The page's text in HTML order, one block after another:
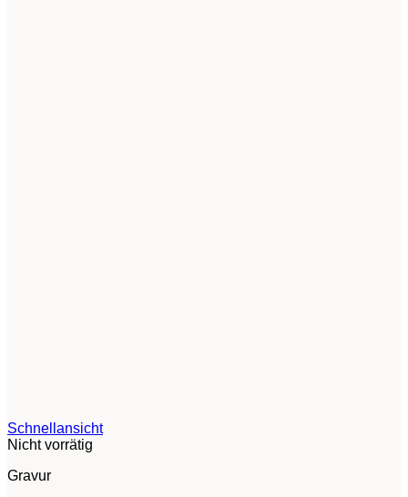
Schnellansicht
Nicht vorrätig
Gravur